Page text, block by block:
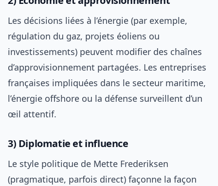
Les décisions liées à l’énergie (par exemple,
régulation du gaz, projets éoliens ou
investissements) peuvent modifier des chaînes
d’approvisionnement partagées. Les entreprises
françaises impliquées dans le secteur maritime,
l’énergie offshore ou la défense surveillent d’un
œil attentif.
3) Diplomatie et influence
Le style politique de Mette Frederiksen
(pragmatique, parfois direct) façonne la façon